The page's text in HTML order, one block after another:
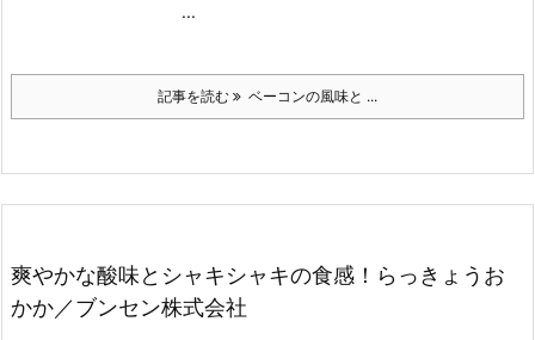
...
記事を読む ベーコンの風味と ...
爽やかな酸味とシャキシャキの食感！らっきょうお
かか／ブンセン株式会社